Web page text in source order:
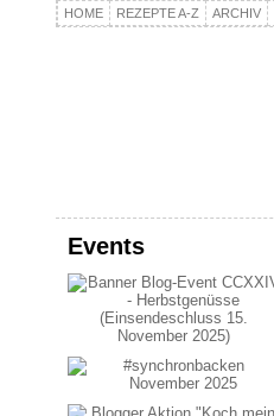
HOME REZEPTE A-Z ARCHIV
Events